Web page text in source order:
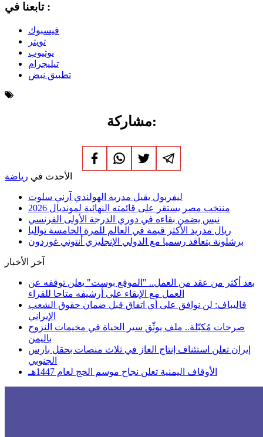
تابعنا في :
فيسبوك
تويتر
يوتيوب
تيليجرام
تطبيق نبض
مشاركة:
الأحدث في رياضة
ليفربول يقيل مدربه الهولندي آرني سلوت
منتخب مصر يستقر على قائمته النهائية لمونديال 2026
نيس يضمن بقاءه في دوري الدرجة الأولى الفرنسي
ريال مدريد الأكثر قيمة في العالم للمرة الخامسة تواليا
برشلونة يتعاقد رسميا مع الدولي الإنجليزي أنتوني غوردون
آخر الأخبار
بعد أكثر من عقد من العمل.. "الموقع بوست" يعلن توقفه عن
العمل مع الإبقاء على أرشيفه متاحا للقراء
قاليباف: لن نوافق على أي اتفاق قبل ضمان حقوق الشعب
الإيراني
صرخات مُكبّلة.. ملف يوثّق سير الحياة في مخيمات النزوح
باليمن
إيران تعلن استئناف إنتاج الغاز في ثلاث منصات بحقل بارس
الجنوبي
الأوقاف اليمنية تعلن نجاح موسم الحج لعام 1447هـ